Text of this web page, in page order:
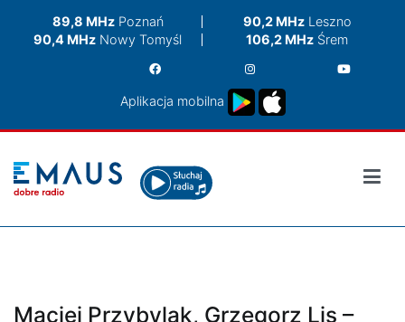
89,8 MHzPoznań 90,2 MHzLeszno
90,4 MHz Nowy Tomyśl 106,2 MHz Śrem
Aplikacja mobilna
Maciej Przybylak, Grzegorz Lis –